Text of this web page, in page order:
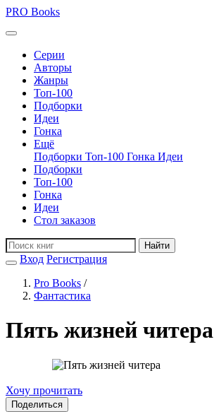
PRO Books
Серии
Авторы
Жанры
Топ-100
Подборки
Идеи
Гонка
Ещё
Подборки Топ-100 Гонка Идеи
Подборки
Топ-100
Гонка
Идеи
Стол заказов
Найти
Вход Регистрация
Pro Books /
Фантастика
Пять жизней читера
Хочу прочитать
Поделиться